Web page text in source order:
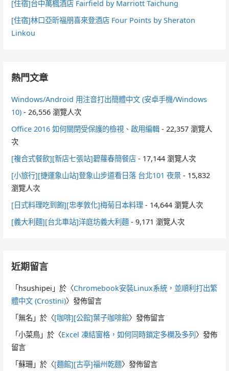
[住宿]台中萬楓酒店 Fairfield by Marriott Taichung
[住宿]林口亞昕福朋喜來登酒店 Four Points by Sheraton
Linkou
熱門文章
Windows/Android 用注音打出簡體中文 (安卓手機/Windows
10) - 26,556 瀏覽人次
Office 2016 如何關閉受保護的檢視、啟用編輯 - 22,357 瀏覽人
次
[複合式餐飲][新店七張站]碧蘿春簡餐店 - 17,144 瀏覽人次
[小旅行][捷運象山站]登象山步道看日落 台北101 夜景 - 15,832
瀏覽人次
[日式料理吃到飽][忠孝敦化]梅菊日本料理 - 14,644 瀏覽人次
[義大利麵][台北車站]洋庭坊義大利麵 - 9,171 瀏覽人次
近期留言
「hsushipei 」於〈Chromebook安裝Linux系統，並順利打出繁
體中文 (Crostini)〉發佈留言
「無名 」於〈[咖啡][公館]葉子咖啡館〉發佈留言
「小菜鳥 」於〈Excel 凍結窗格，如何同時鎖定多欄及多列〉發佈
留言
「蘇珊 」於〈[麵館][古亭]福州乾麵〉發佈留言